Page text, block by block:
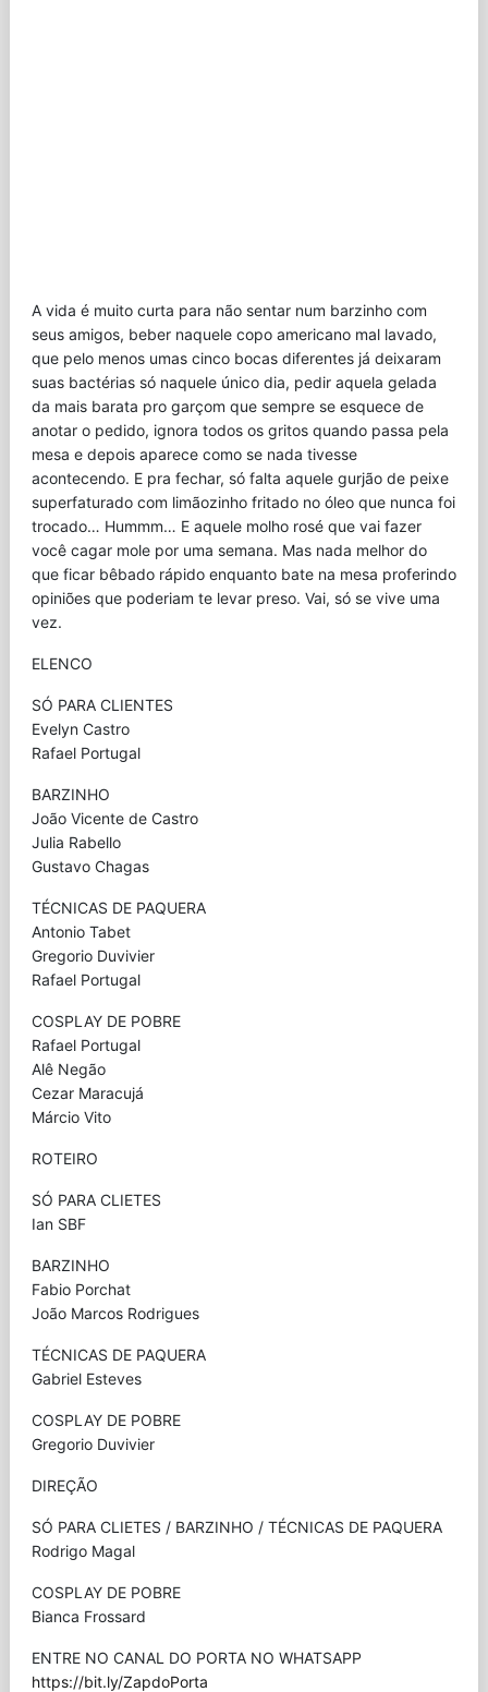
A vida é muito curta para não sentar num barzinho com
seus amigos, beber naquele copo americano mal lavado,
que pelo menos umas cinco bocas diferentes já deixaram
suas bactérias só naquele único dia, pedir aquela gelada
da mais barata pro garçom que sempre se esquece de
anotar o pedido, ignora todos os gritos quando passa pela
mesa e depois aparece como se nada tivesse
acontecendo. E pra fechar, só falta aquele gurjão de peixe
superfaturado com limãozinho fritado no óleo que nunca foi
trocado… Hummm… E aquele molho rosé que vai fazer
você cagar mole por uma semana. Mas nada melhor do
que ficar bêbado rápido enquanto bate na mesa proferindo
opiniões que poderiam te levar preso. Vai, só se vive uma
vez.
ELENCO
SÓ PARA CLIENTES
Evelyn Castro
Rafael Portugal
BARZINHO
João Vicente de Castro
Julia Rabello
Gustavo Chagas
TÉCNICAS DE PAQUERA
Antonio Tabet
Gregorio Duvivier
Rafael Portugal
COSPLAY DE POBRE
Rafael Portugal
Alê Negão
Cezar Maracujá
Márcio Vito
ROTEIRO
SÓ PARA CLIETES
Ian SBF
BARZINHO
Fabio Porchat
João Marcos Rodrigues
TÉCNICAS DE PAQUERA
Gabriel Esteves
COSPLAY DE POBRE
Gregorio Duvivier
DIREÇÃO
SÓ PARA CLIETES / BARZINHO / TÉCNICAS DE PAQUERA
Rodrigo Magal
COSPLAY DE POBRE
Bianca Frossard
ENTRE NO CANAL DO PORTA NO WHATSAPP
https://bit.ly/ZapdoPorta